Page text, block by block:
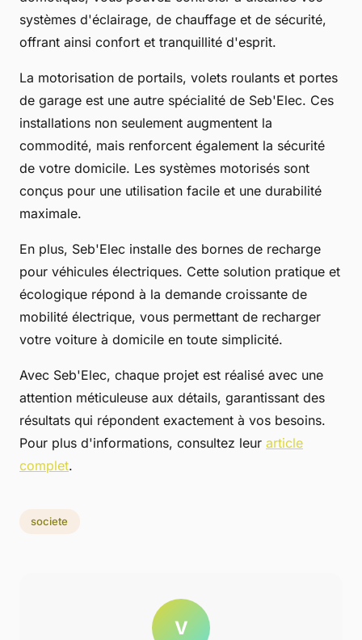
systèmes d'éclairage, de chauffage et de sécurité,
offrant ainsi confort et tranquillité d'esprit.
La motorisation de portails, volets roulants et portes
de garage est une autre spécialité de Seb'Elec. Ces
installations non seulement augmentent la
commodité, mais renforcent également la sécurité
de votre domicile. Les systèmes motorisés sont
conçus pour une utilisation facile et une durabilité
maximale.
En plus, Seb'Elec installe des bornes de recharge
pour véhicules électriques. Cette solution pratique et
écologique répond à la demande croissante de
mobilité électrique, vous permettant de recharger
votre voiture à domicile en toute simplicité.
Avec Seb'Elec, chaque projet est réalisé avec une
attention méticuleuse aux détails, garantissant des
résultats qui répondent exactement à vos besoins.
Pour plus d'informations, consultez leur article
complet.
societe
V